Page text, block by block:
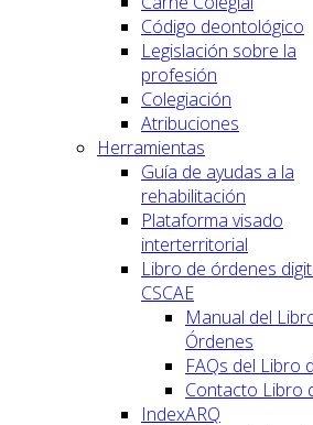
Código deontológico
Legislación sobre la
profesión
Colegiación
Atribuciones
Herramientas
Guía de ayudas a la
rehabilitación
Plataforma visado
interterritorial
Libro de órdenes
CSCAE
Manual del
Órdenes
FAQs del Libro
Contacto Libro
IndexARQ